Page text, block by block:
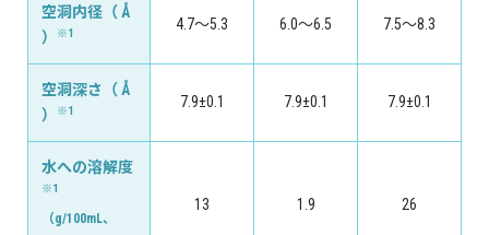
空洞内径（ Å
）
※1
4.7〜5.3 6.0〜6.5 7.5〜8.3
空洞深さ（ Å
）
※1
7.9±0.1 7.9±0.1 7.9±0.1
水への溶解度
※1
（g/100mL、
13 1.9 26